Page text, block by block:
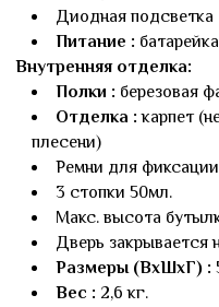
Диодная подсветка
Питание :
Внутренняя отделка:
Полки : березовая
Отделка :карпет
плесени)
Ремни для
3 стопки 50мл.
Макс. высота
Дверь закрывается
Размеры (ВхШхГ) :
Вес : 2,6 кг.